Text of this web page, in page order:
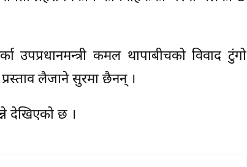
उपप्रधानमन्त्री कमल थापाबीचको विवाद टुंगो
लैजाने सुरमा छैनन् ।
देखिएको छ ।